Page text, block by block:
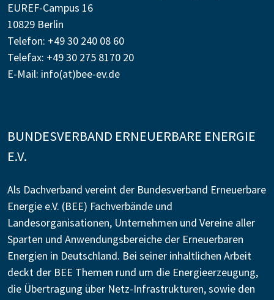
EUREF-Campus 16
10829 Berlin
Telefon: +49 30 240 08 60
Telefax: +49 30 275 8170 20
E-Mail: info(at)bee-ev.de
BUNDESVERBAND ERNEUERBARE ENERGIE
E.V.
Als Dachverband vereint der Bundesverband Erneuerbare
Energie e.V. (BEE) Fachverbände und
Landesorganisationen, Unternehmen und Vereine aller
Sparten und Anwendungsbereiche der Erneuerbaren
Energien in Deutschland. Bei seiner inhaltlichen Arbeit
deckt der BEE Themen rund um die Energieerzeugung,
die Übertragung über Netz-Infrastrukturen, sowie den